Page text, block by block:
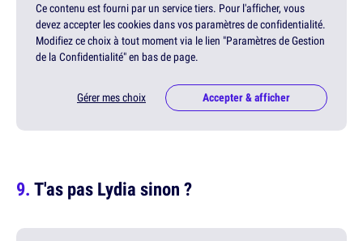
Ce contenu est fourni par un service tiers. Pour l'afficher, vous
devez accepter les cookies dans vos paramètres de confidentialité.
Modifiez ce choix à tout moment via le lien "Paramètres de Gestion
de la Confidentialité" en bas de page.
Gérer mes choix Accepter & afficher
T'as pas Lydia sinon ?